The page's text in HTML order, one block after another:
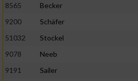
8565
Becker
9200
Schäfer
51032
Stockel
9078
Neeb
9191
Sailer
Verwendung genauer Standortdaten
Informationen identifizieren
Nicht-IAB-Verarbeitungszwecke: